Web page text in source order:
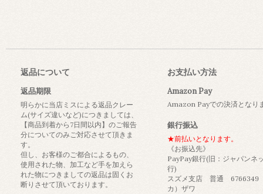
返品について
返品期限
明らかに当店ミスによる返品クレー
ム(サイズ違いなど)につきましては、
【商品到着から7日間以内】のご報告
分についてのみご対応させて頂きま
す。
但し、お客様のご都合によるもの、
使用された物、加工など手を加えら
れた物につきましての返品は固くお
断りさせて頂いております。
お支払い方法
Amazon Pay
Amazon Payでの決済となり
銀行振込
★前払いとなります。
《お振込先》
PayPay銀行(旧：ジャパンネ
行)
スズメ支店 普通 6766349
カ）ザワ